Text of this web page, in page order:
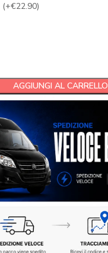
(+€22.90)
AGGIUNGI AL CARRELLO